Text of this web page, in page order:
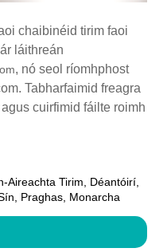
chaibinéid tirim faoi
láithreán
, nó seol ríomhphost
Tabharfaimid freagra
cuirfimid fáilte roimh
Aireachta Tirim, Déantóirí,
Praghas, Monarcha